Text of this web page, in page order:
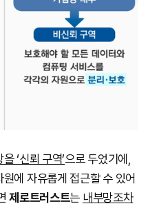
‘신뢰 구역’으로 두었기에,
에 자유롭게 접근할 수 있어
제로트러스트는 내부망조차